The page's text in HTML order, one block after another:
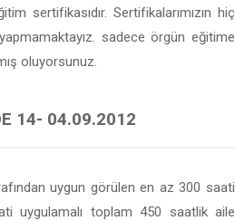
sertifikasıdır. Sertifikalarımızın hiç
sadece örgün eğitime
oluyorsunuz.
14- 04.09.2012
uygun görülen en az 300 saati
uygulamalı toplam 450 saatlik aile